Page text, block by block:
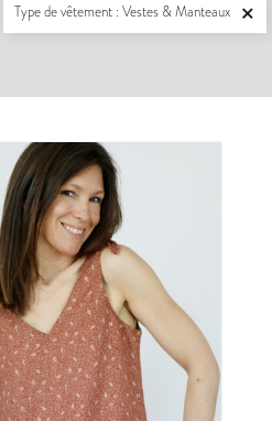
ZEPHIR
PDF:11,40 €
POCHETTE:
17,90 €
Type de vêtement : Vestes & Manteaux 